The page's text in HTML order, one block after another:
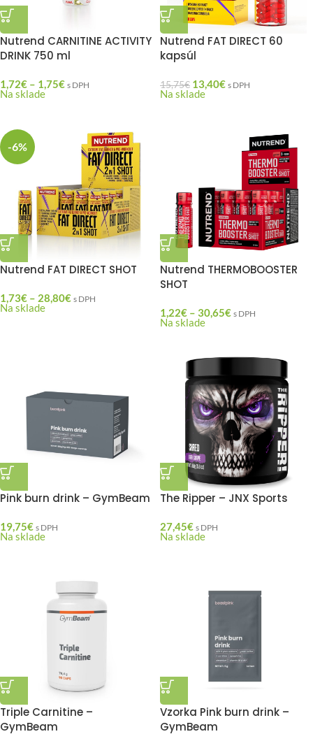
Nutrend CARNITINE ACTIVITY
DRINK 750 ml
1,72€ – 1,75€ s DPH
Na sklade
Nutrend FAT DIRECT 60
kapsúl
15,75€ 13,40€ s DPH
Na sklade
-6%
Nutrend FAT DIRECT SHOT
1,73€ – 28,80€ s DPH
Na sklade
Nutrend THERMOBOOSTER
SHOT
1,22€ – 30,65€ s DPH
Na sklade
Pink burn drink – GymBeam
19,75€ s DPH
Na sklade
The Ripper – JNX Sports
27,45€ s DPH
Na sklade
Triple Carnitine –
GymBeam
Vzorka Pink burn drink –
GymBeam